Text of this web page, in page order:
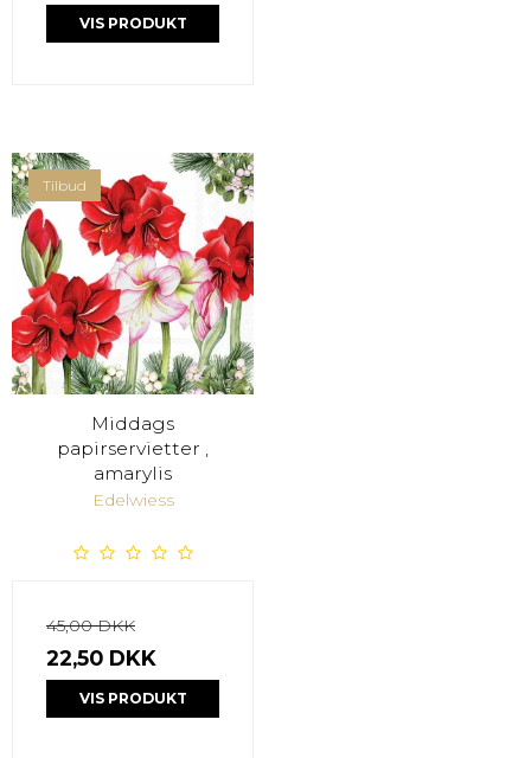
VIS PRODUKT
Tilbud
Middags
papirservietter ,
amarylis
Edelwiess
45,00 DKK
22,50 DKK
VIS PRODUKT